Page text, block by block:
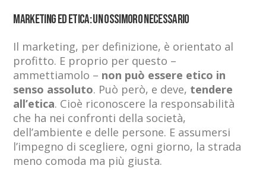
Marketing ed etica: un ossimoro necessario
Il marketing, per definizione, è orientato al
profitto. E proprio per questo –
ammettiamolo – non può essere etico in
senso assoluto. Può però, e deve, tendere
all’etica. Cioè riconoscere la responsabilità
che ha nei confronti della società,
dell’ambiente e delle persone. E assumersi
l’impegno di scegliere, ogni giorno, la strada
meno comoda ma più giusta.